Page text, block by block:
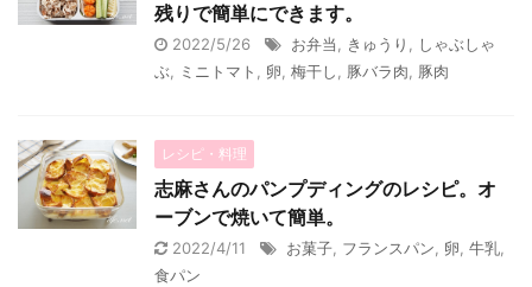
残りで簡単にできます。
2022/5/26 お弁当 きゅうり
しゃぶしゃ
ぶ
ミニトマト 卵 梅干し 豚バラ肉 豚肉
レシピ・料理
志麻さんのパンプディングのレシピ。オ
ーブンで焼いて簡単。
2022/4/11 お菓子 フランスパン 卵 牛乳
食パン